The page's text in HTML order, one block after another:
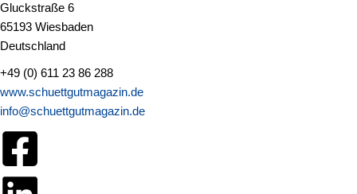
Gluckstraße 6
65193 Wiesbaden
Deutschland
+49 (0) 611 23 86 288
www.schuettgutmagazin.de
info@schuettgutmagazin.de